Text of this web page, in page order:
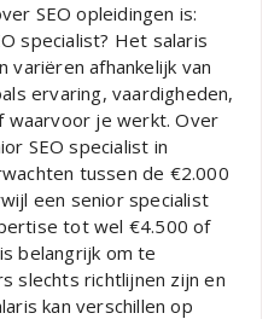
SEO opleidingen is:
specialist? Het salaris
variëren afhankelijk van
ervaring, vaardigheden,
waarvoor je werkt. Over
SEO specialist in
tussen de €2.000
een senior specialist
tot wel €4.500 of
belangrijk om te
slechts richtlijnen zijn en
kan verschillen op